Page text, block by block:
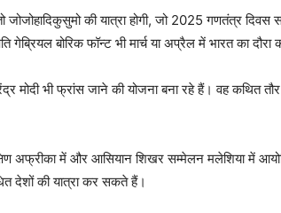
जोजोहादिकुसुमो की यात्रा होगी, जो 2025 गणतंत्र
गेब्रियल बोरिक फॉन्ट भी मार्च या अप्रैल में भारत का
मोदी भी फ्रांस जाने की योजना बना रहे हैं। वह कथित
अफ्रीका में और आसियान शिखर सम्मेलन मलेशिया में
देशों की यात्रा कर सकते हैं।